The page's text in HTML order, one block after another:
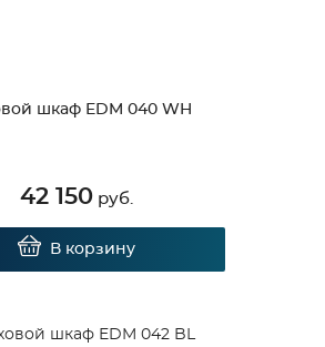
шкаф EDM 040 WH
42 150 руб.
В корзину